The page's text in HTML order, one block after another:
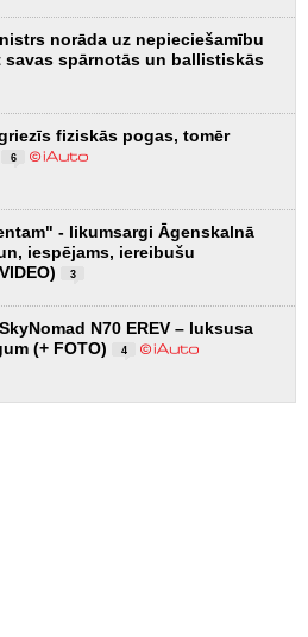
norāda uz nepieciešamību
savas spārnotās un ballistiskās
fiziskās pogas, tomēr
6
- likumsargi Āgenskalnā
iespējams, iereibušu
3
N70 EREV – luksusa
(+ FOTO)
4